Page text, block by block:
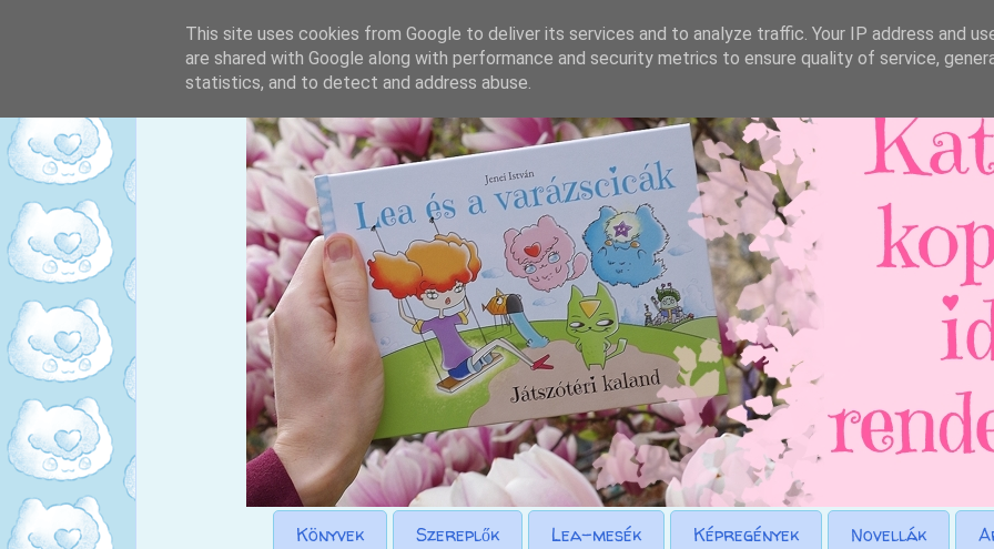
Könyvek Szereplők Lea-mesék Képregények Novellák
This site uses cookies from Google to deliver its services and to analyze traffic. Your IP address and
are shared with Google along with performance and security metrics to ensure quality of service,
statistics, and to detect and address abuse.